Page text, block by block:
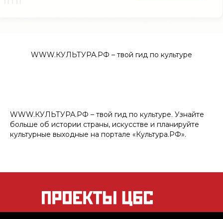
WWW.КУЛЬТУРА.РФ – твой гид по культуре
WWW.КУЛЬТУРА.РФ – твой гид по культуре. Узнайте
больше об истории страны, искусстве и планируйте
культурные выходные на портале «Культура.РФ».